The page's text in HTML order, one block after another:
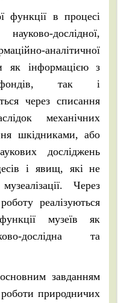
функції в процесі
дослідної,
аналітичної
як інформацією з
фондів, так і
через списання
механічних
шкідниками, або
досліджень
і явищ, які не
Через
реалізуються
музеїв як
дослідна та
завданням
роботи природничих